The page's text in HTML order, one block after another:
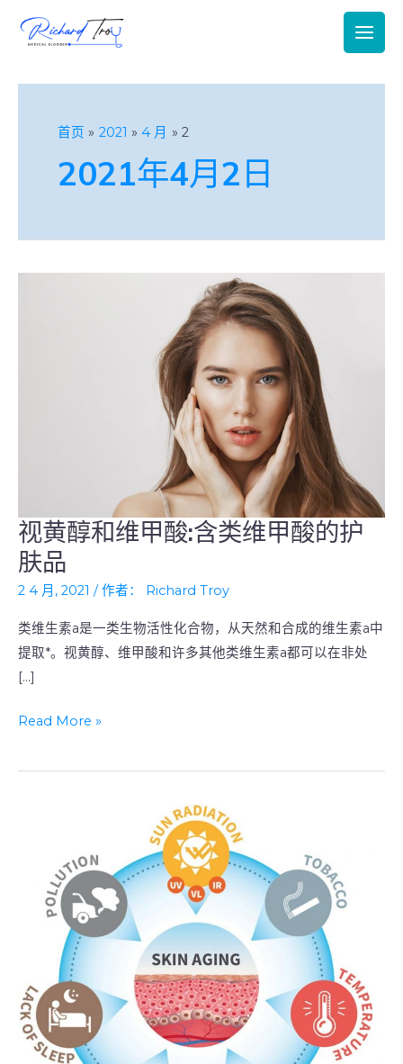
Main
Menu
首页 2021 4 月 2
2021年4月2日
视黄醇和维甲酸:含类维甲酸的护
肤品
2 4 月, 2021 / 作者： Richard Troy
类维生素a是一类生物活性化合物，从天然和合成的维生素a中
提取*。视黄醇、维甲酸和许多其他类维生素a都可以在非处
[…]
视
黄
醇
维
甲
酸:
类
甲
Read More »